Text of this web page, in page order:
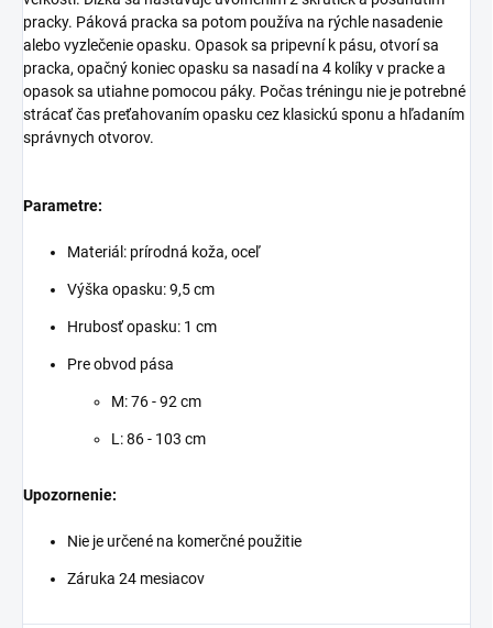
pracky. Páková pracka sa potom používa na rýchle nasadenie
alebo vyzlečenie opasku. Opasok sa pripevní k pásu, otvorí sa
pracka, opačný koniec opasku sa nasadí na 4 kolíky v pracke a
opasok sa utiahne pomocou páky. Počas tréningu nie je potrebné
strácať čas preťahovaním opasku cez klasickú sponu a hľadaním
správnych otvorov.
Parametre:
Materiál: prírodná koža, oceľ
Výška opasku: 9,5 cm
Hrubosť opasku: 1 cm
Pre obvod pása
M: 76 - 92 cm
L: 86 - 103 cm
Upozornenie:
Nie je určené na komerčné použitie
Záruka 24 mesiacov